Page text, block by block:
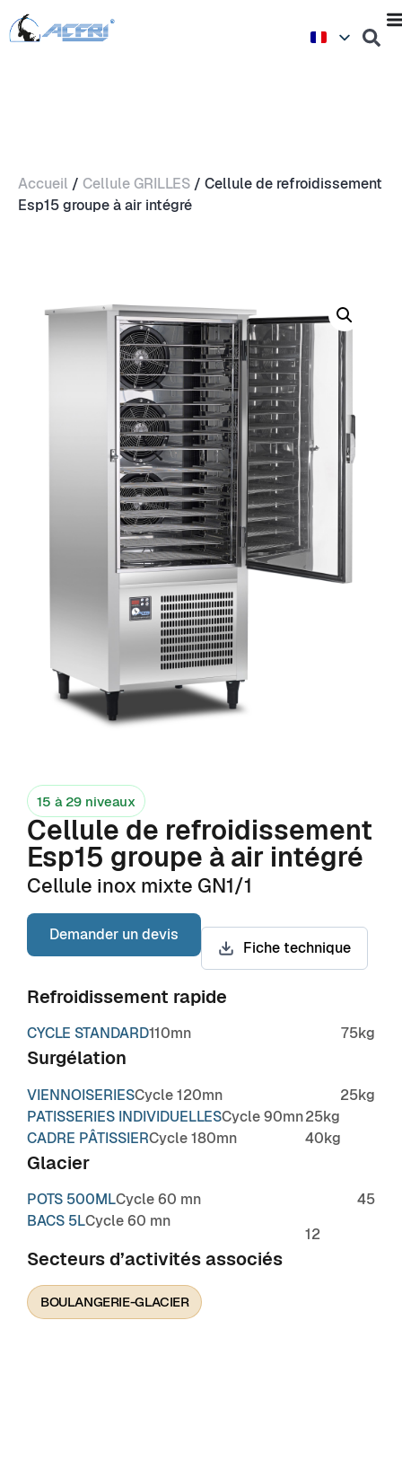
Accueil / Cellule GRILLES / Cellule de refroidissement
Esp15 groupe à air intégré
15 à 29 niveaux
Cellule de refroidissement
Esp15 groupe à air intégré
Cellule inox mixte GN1/1
Demander un devis
Fiche technique
Refroidissement rapide
CYCLE STANDARD110mn 75kg
Surgélation
VIENNOISERIESCycle 120mn
25kg
PATISSERIES INDIVIDUELLESCycle 90mn25kg
CADRE PÂTISSIERCycle 180mn 40kg
Glacier
POTS 500MLCycle 60 mn
45
BACS 5LCycle 60 mn
12
Secteurs d’activités associés
BOULANGERIE-GLACIER